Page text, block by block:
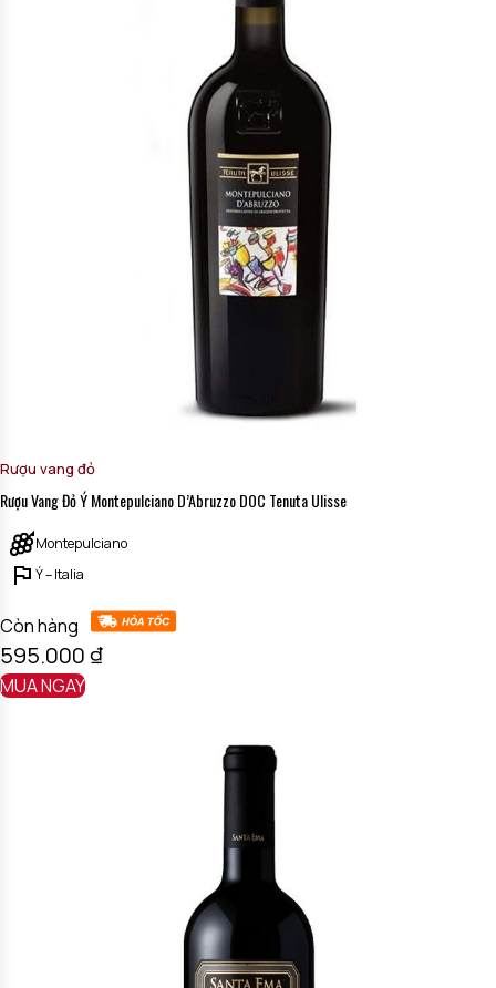
Rượu vang đỏ
Rượu Vang Đỏ Ý Montepulciano D’Abruzzo DOC Tenuta Ulisse
Montepulciano
Ý – Italia
Còn hàng
595.000₫
MUA NGAY